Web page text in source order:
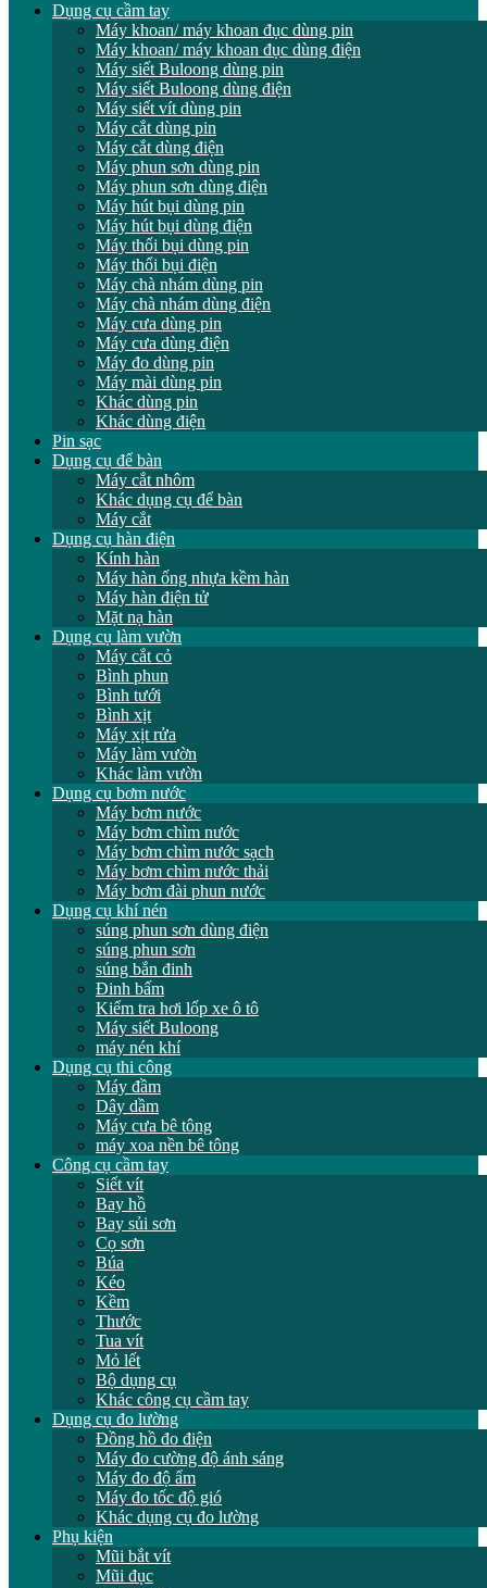
Dụng cụ cầm tay
Máy khoan/ máy khoan đục dùng pin
Máy khoan/ máy khoan đục dùng điện
Máy siết Buloong dùng pin
Máy siết Buloong dùng điện
Máy siết vít dùng pin
Máy cắt dùng pin
Máy cắt dùng điện
Máy phun sơn dùng pin
Máy phun sơn dùng điện
Máy hút bụi dùng pin
Máy hút bụi dùng điện
Máy thổi bụi dùng pin
Máy thổi bụi điện
Máy chà nhám dùng pin
Máy chà nhám dùng điện
Máy cưa dùng pin
Máy cưa dùng điện
Máy đo dùng pin
Máy mài dùng pin
Khác dùng pin
Khác dùng điện
Pin sạc
Dụng cụ để bàn
Máy cắt nhôm
Khác dụng cụ để bàn
Máy cắt
Dụng cụ hàn điện
Kính hàn
Máy hàn ống nhựa kềm hàn
Máy hàn điện tử
Mặt nạ hàn
Dụng cụ làm vườn
Máy cắt cỏ
Bình phun
Bình tưới
Bình xịt
Máy xịt rửa
Máy làm vườn
Khác làm vườn
Dụng cụ bơm nước
Máy bơm nước
Máy bơm chìm nước
Máy bơm chìm nước sạch
Máy bơm chìm nước thải
Máy bơm đài phun nước
Dụng cụ khí nén
súng phun sơn dùng điện
súng phun sơn
súng bắn đinh
Đinh bấm
Kiểm tra hơi lốp xe ô tô
Máy siết Buloong
máy nén khí
Dụng cụ thi công
Máy đầm
Dây dầm
Máy cưa bê tông
máy xoa nền bê tông
Công cụ cầm tay
Siết vít
Bay hồ
Bay sủi sơn
Cọ sơn
Búa
Kéo
Kềm
Thước
Tua vít
Mỏ lết
Bộ dụng cụ
Khác công cụ cầm tay
Dụng cụ đo lường
Đồng hồ đo điện
Máy đo cường độ ánh sáng
Máy đo độ ẩm
Máy đo tốc độ gió
Khác dụng cụ đo lường
Phụ kiện
Mũi bắt vít
Mũi đục